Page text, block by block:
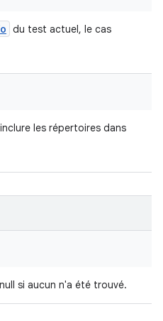
du test actuel, le cas
les répertoires dans
si aucun n'a été trouvé.